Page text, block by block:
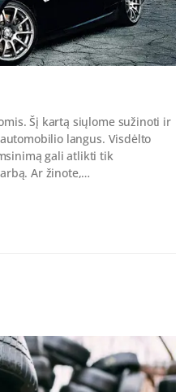
Šį kartą siųlome sužinoti ir
langus. Visdėlto
gali atlikti tik
Ar žinote,…